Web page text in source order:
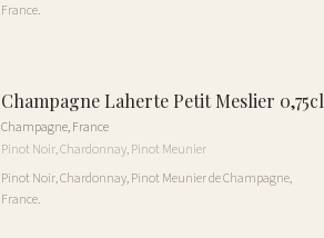
France.
Champagne Laherte Petit Meslier 0,75cl
Champagne,France
Pinot Noir, Chardonnay, Pinot Meunier
Pinot Noir, Chardonnay, Pinot Meunier de Champagne,
France.